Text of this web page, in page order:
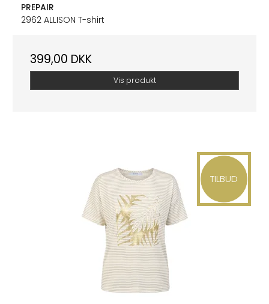
PREPAIR
2962 ALLISON T-shirt
399,00 DKK
Vis produkt
TILBUD